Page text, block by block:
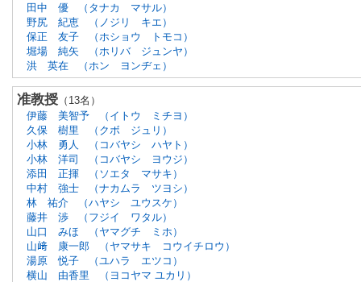
田中 優
（タナカ マサル）
野尻 紀恵
（ノジリ キエ）
保正 友子
（ホショウ トモコ）
堀場 純矢
（ホリバ ジュンヤ）
洪 英在
（ホン ヨンヂェ）
准教授 （13名）
伊藤 美智予
（イトウ ミチヨ）
久保 樹里
（クボ ジュリ）
小林 勇人
（コバヤシ ハヤト）
小林 洋司
（コバヤシ ヨウジ）
添田 正揮
（ソエタ マサキ）
中村 強士
（ナカムラ ツヨシ）
林 祐介
（ハヤシ ユウスケ）
藤井 渉
（フジイ ワタル）
山口 みほ
（ヤマグチ ミホ）
山﨑 康一郎
（ヤマサキ コウイチロウ）
湯原 悦子
（ユハラ エツコ）
横山 由香里
（ヨコヤマ ユカリ）